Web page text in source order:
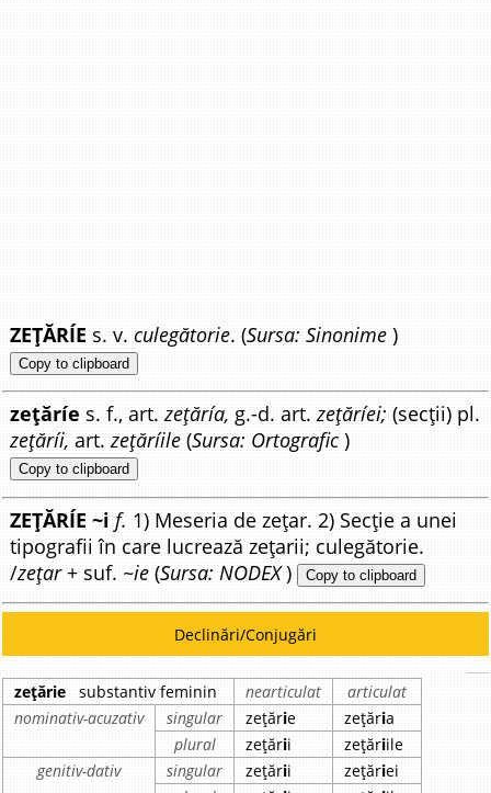
ZEȚĂRÍE s. v.culegătorie. (Sursa: Sinonime )
Copy to clipboard
zețăríe s. f., art.zețăría, g.-d. art.zețăríei;(secții) pl.
zețăríi, art.zețăríile (Sursa: Ortografic)
Copy to clipboard
ZEȚĂRÍE ~i f. 1) Meseria de zețar. 2) Secție a unei
tipografii în care lucrează zețarii; culegătorie.
/zețar+ suf. ~ie (Sursa: NODEX) Copy to clipboard
Declinări/Conjugări
zețărie substantiv feminin nearticulat
articulat
nominativ-acuzativ
singular zețărie zețăria
plural
zețării zețăriile
genitiv-dativ
singular zețării zețăriei